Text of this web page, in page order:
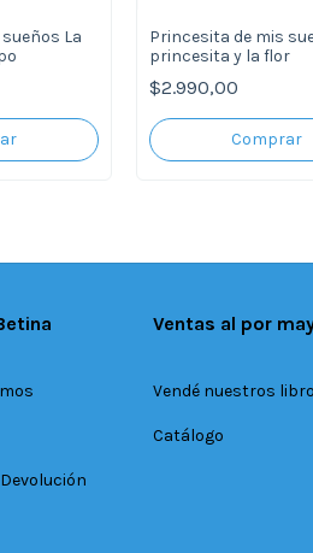
La
Princesita de mis
princesita y la flor
$2.990,00
Ventas al por
Vendé nuestros
Catálogo